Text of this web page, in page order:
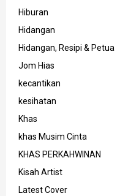
Hiburan
Hidangan
Hidangan, Resipi & Petua
Jom Hias
kecantikan
kesihatan
Khas
khas Musim Cinta
KHAS PERKAHWINAN
Kisah Artist
Latest Cover